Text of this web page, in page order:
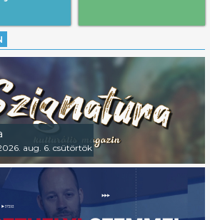
aug. 6. csütörtök